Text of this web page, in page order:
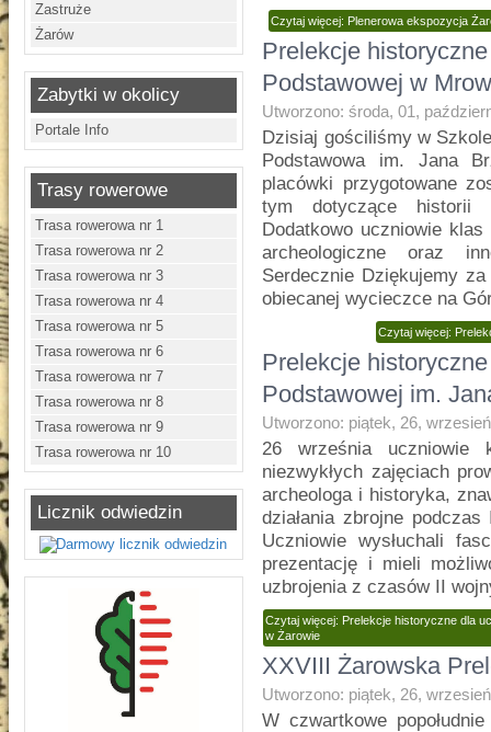
Zastruże
Żarów
Zabytki w okolicy
Portale Info
Trasy rowerowe
Trasa rowerowa nr 1
Trasa rowerowa nr 2
Trasa rowerowa nr 3
Trasa rowerowa nr 4
Trasa rowerowa nr 5
Trasa rowerowa nr 6
Trasa rowerowa nr 7
Trasa rowerowa nr 8
Trasa rowerowa nr 9
Trasa rowerowa nr 10
Licznik odwiedzin
Czytaj więcej: Plenerowa ekspozycja
Prelekcje
Podstawowej w
Utworzono: środa, 01,
Dzisiaj gościliśmy w
Podstawowa im. Jana
placówki przygotowane
tym dotyczące historii
Dodatkowo uczniowie
archeologiczne oraz
Serdecznie Dziękujemy
obiecanej wycieczce na
Czytaj więcej:
Prelekcje
Podstawowej im.
Utworzono: piątek, 26,
26 września
niezwykłych zajęciach
archeologa i historyka,
działania zbrojne
Uczniowie wysłuchali
prezentację i mieli
uzbrojenia z czasów II
Czytaj więcej: Prelekcje historyczne dla
w Żarowie
XXVIII Żarowska
Utworzono: piątek, 26,
W czwartkowe